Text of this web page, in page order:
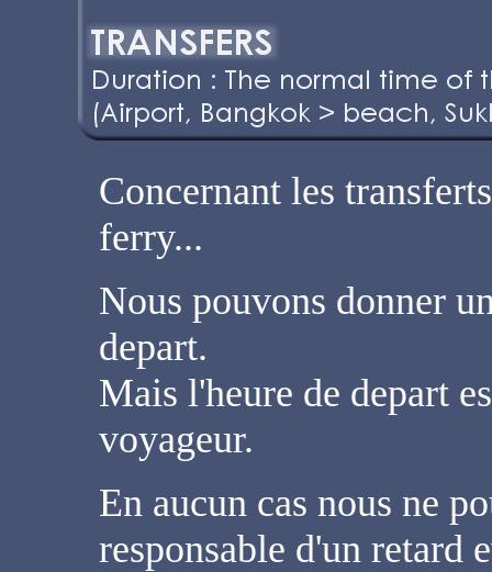
Concernant les
ferry...
Nous pouvons donner
depart.
Mais l'heure de depart
voyageur.
En aucun cas nous ne
responsable d'un retard